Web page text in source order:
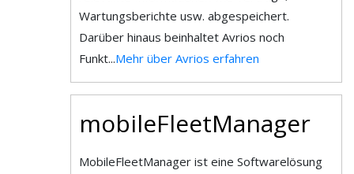
Wartungsberichte usw. abgespeichert.
Darüber hinaus beinhaltet Avrios noch
Funkt...Mehr über Avrios erfahren
mobileFleetManager
MobileFleetManager ist eine Softwarelösung